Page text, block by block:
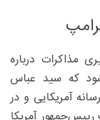
مذاکرات درباره
که سید عباس
آمریکایی و در